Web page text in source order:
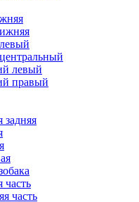
левый
правый
задняя
часть
часть